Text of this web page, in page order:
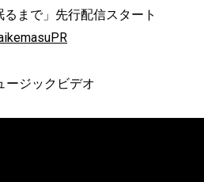
まで」先行配信スタート
ジックビデオ